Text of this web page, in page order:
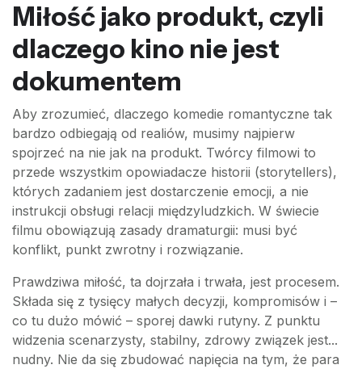
Miłość jako produkt, czyli
dlaczego kino nie jest
dokumentem
Aby zrozumieć, dlaczego komedie romantyczne tak
bardzo odbiegają od realiów, musimy najpierw
spojrzeć na nie jak na produkt. Twórcy filmowi to
przede wszystkim opowiadacze historii (storytellers),
których zadaniem jest dostarczenie emocji, a nie
instrukcji obsługi relacji międzyludzkich. W świecie
filmu obowiązują zasady dramaturgii: musi być
konflikt, punkt zwrotny i rozwiązanie.
Prawdziwa miłość, ta dojrzała i trwała, jest procesem.
Składa się z tysięcy małych decyzji, kompromisów i –
co tu dużo mówić – sporej dawki rutyny. Z punktu
widzenia scenarzysty, stabilny, zdrowy związek jest...
nudny. Nie da się zbudować napięcia na tym, że para